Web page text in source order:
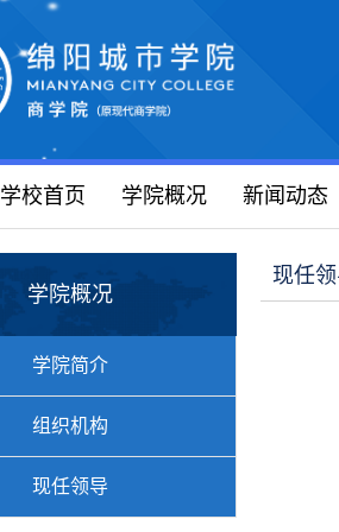
学校首页 学院概况 新闻动态
学院概况
学院简介
组织机构
现任领导
现任